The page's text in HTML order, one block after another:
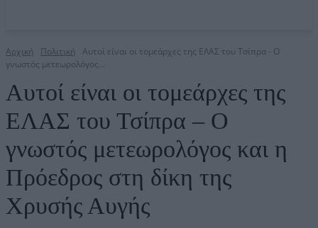
Αρχική Πολιτική
Αυτοί είναι οι τομεάρχες της ΕΛΑΣ του Τσίπρα - Ο
γνωστός μετεωρολόγος...
Αυτοί είναι οι τομεάρχες της
ΕΛΑΣ του Τσίπρα – Ο
γνωστός μετεωρολόγος και η
Πρόεδρος στη δίκη της
Χρυσής Αυγής